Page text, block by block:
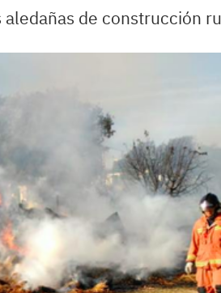
aledañas de construcción